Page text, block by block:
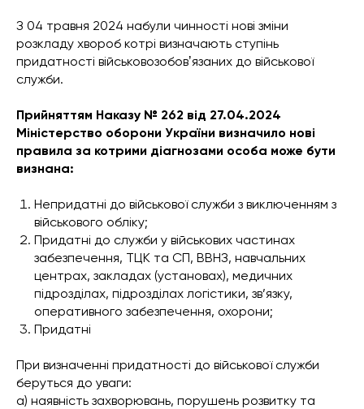
З 04 травня 2024 набули чинності нові зміни
розкладу хвороб котрі визначають ступінь
придатності військовозобовʼязаних до військової
служби.
Прийняттям Наказу № 262 від 27.04.2024
Міністерство оборони України визначило нові
правила за котрими діагнозами особа може бути
визнана:
Непридатні до військової служби з виключенням з
військового обліку;
Придатні до служби у військових частинах
забезпечення, ТЦК та СП, ВВНЗ, навчальних
центрах, закладах (установах), медичних
підрозділах, підрозділах логістики, зв’язку,
оперативного забезпечення, охорони;
Придатні
При визначенні придатності до військової служби
беруться до уваги:
а) наявність захворювань, порушень розвитку та